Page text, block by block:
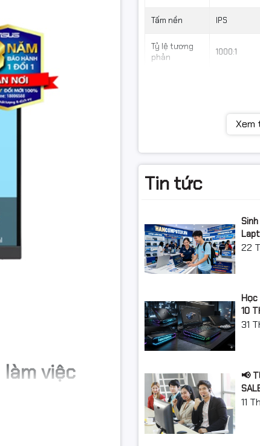
việc
Tấm nền IPS
Tỷ lệ tương
phản
1000:1
Không
Thông tin khác
khác
Màn hình
inch (màn
tăng sắc
ngơi, bộ lọc
xử lý
Xuất xứ Chính hãng
Xem
Tin tức
Máy
22
Học
10
31
📢
11